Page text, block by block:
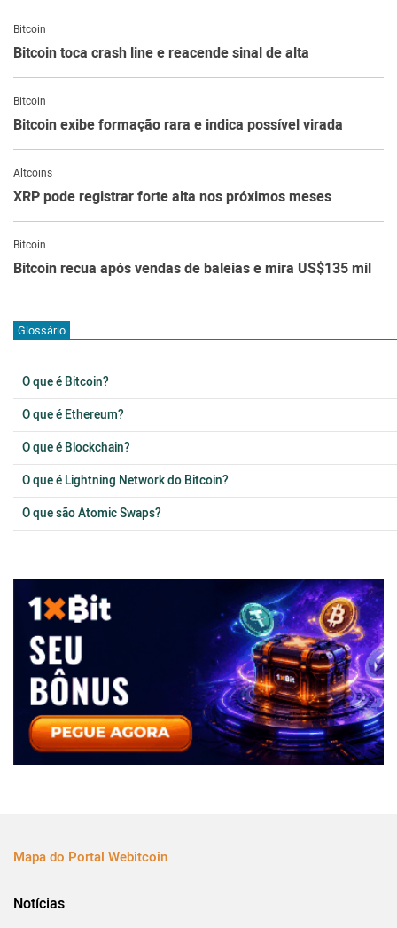
Bitcoin
Bitcoin toca crash line e reacende sinal de alta
Bitcoin
Bitcoin exibe formação rara e indica possível virada
Altcoins
XRP pode registrar forte alta nos próximos meses
Bitcoin
Bitcoin recua após vendas de baleias e mira US$135 mil
Glossário
O que é Bitcoin?
O que é Ethereum?
O que é Blockchain?
O que é Lightning Network do Bitcoin?
O que são Atomic Swaps?
Mapa do Portal Webitcoin
Notícias